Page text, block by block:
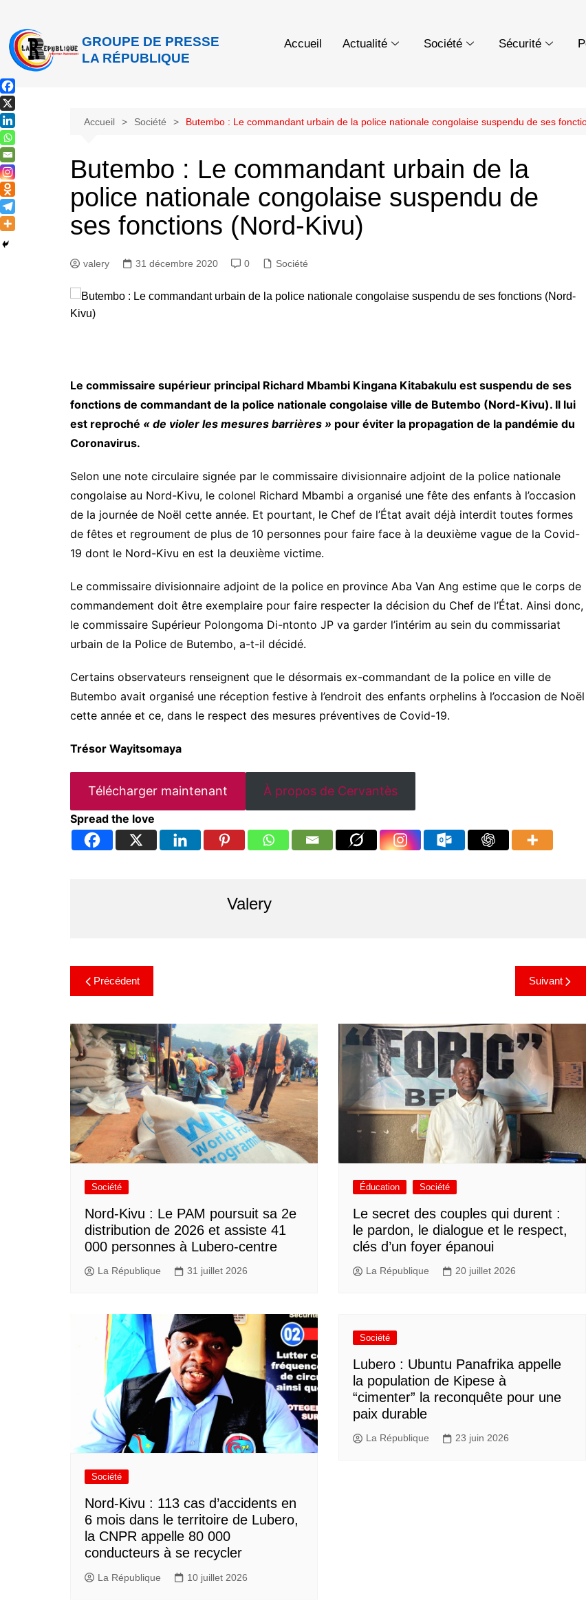
GROUPE DE PRESSE
LA RÉPUBLIQUE
Accueil Actualité Société Sécurité
Accueil Société Butembo : Le commandant urbain de la police nationale congolaise suspendu de ses
Butembo : Le commandant urbain de la
police nationale congolaise suspendu de
ses fonctions (Nord-Kivu)
valery 31 décembre 2020 0 Société
Le commissaire supérieur principal Richard Mbambi Kingana Kitabakulu est suspendu de ses
fonctions de commandant de la police nationale congolaise ville de Butembo (Nord-Kivu). Il lui
est reproché « de violer les mesures barrières » pour éviter la propagation de la pandémie du
Coronavirus.
Selon une note circulaire signée par le commissaire divisionnaire adjoint de la police nationale
congolaise au Nord-Kivu, le colonel Richard Mbambi a organisé une fête des enfants à l’occasion
de la journée de Noël cette année. Et pourtant, le Chef de l’État avait déjà interdit toutes formes
de fêtes et regroument de plus de 10 personnes pour faire face à la deuxième vague de la Covid-
19 dont le Nord-Kivu en est la deuxième victime.
Le commissaire divisionnaire adjoint de la police en province Aba Van Ang estime que le corps de
commandement doit être exemplaire pour faire respecter la décision du Chef de l’État. Ainsi donc,
le commissaire Supérieur Polongoma Di-ntonto JP va garder l’intérim au sein du commissariat
urbain de la Police de Butembo, a-t-il décidé.
Certains observateurs renseignent que le désormais ex-commandant de la police en ville de
Butembo avait organisé une réception festive à l’endroit des enfants orphelins à l’occasion de Noël
cette année et ce, dans le respect des mesures préventives de Covid-19.
Trésor Wayitsomaya
Télécharger maintenant À propos de Cervantès
Spread the love
Valery
Précédent Suivant
Société
Nord-Kivu : Le PAM poursuit sa 2e
distribution de 2026 et assiste 41
000 personnes à Lubero-centre
La République 31 juillet 2026
Éducation Société
Le secret des couples qui durent :
le pardon, le dialogue et le respect,
clés d’un foyer épanoui
La République 20 juillet 2026
Société
Nord-Kivu : 113 cas d’accidents en
6 mois dans le territoire de Lubero,
la CNPR appelle 80 000
conducteurs à se recycler
La République 10 juillet 2026
Société
Lubero : Ubuntu Panafrika appelle
la population de Kipese à
“cimenter” la reconquête pour une
paix durable
La République 23 juin 2026